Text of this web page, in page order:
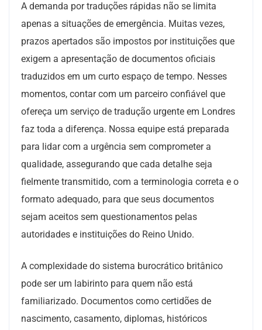
A demanda por traduções rápidas não se limita
apenas a situações de emergência. Muitas vezes,
prazos apertados são impostos por instituições que
exigem a apresentação de documentos oficiais
traduzidos em um curto espaço de tempo. Nesses
momentos, contar com um parceiro confiável que
ofereça um serviço de tradução urgente em Londres
faz toda a diferença. Nossa equipe está preparada
para lidar com a urgência sem comprometer a
qualidade, assegurando que cada detalhe seja
fielmente transmitido, com a terminologia correta e o
formato adequado, para que seus documentos
sejam aceitos sem questionamentos pelas
autoridades e instituições do Reino Unido.
A complexidade do sistema burocrático britânico
pode ser um labirinto para quem não está
familiarizado. Documentos como certidões de
nascimento, casamento, diplomas, históricos